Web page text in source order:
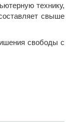
технику,
свыше
свободы с